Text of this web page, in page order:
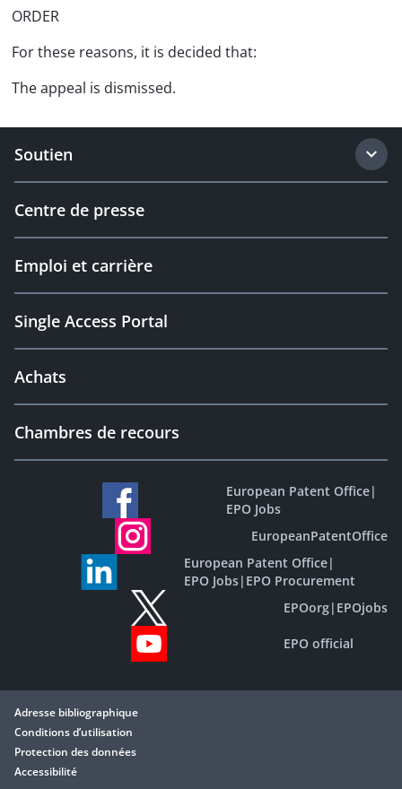
ORDER
For these reasons, it is decided that:
The appeal is dismissed.
Soutien
Centre de presse
Emploi et carrière
Single Access Portal
Achats
Chambres de recours
European Patent Office|
EPO Jobs
EuropeanPatentOffice
European Patent Office|
EPO Jobs| EPO Procurement
EPOorg| EPOjobs
EPO official
Adresse bibliographique
Conditions d’utilisation
Protection des données
Accessibilité